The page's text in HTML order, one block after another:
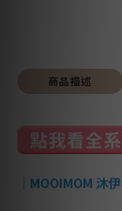
商品描述
｜ MOOIMOM 沐